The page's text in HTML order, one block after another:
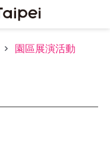
園區展演活動